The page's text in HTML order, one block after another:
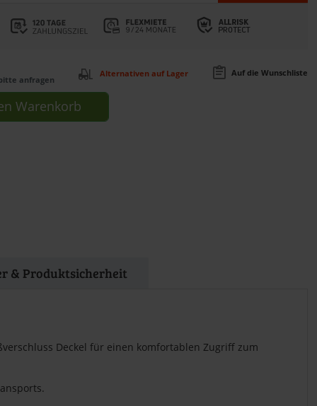
anfragen
Alternativen auf Lager Auf die Wunschliste
Warenkorb
& Produktsicherheit
Deckel für einen komfortablen Zugriff zum